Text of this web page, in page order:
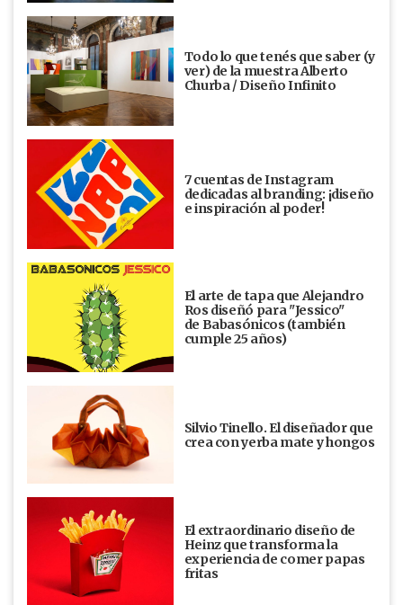
Todo lo que tenés que saber (y
ver) de la muestra Alberto
Churba / Diseño Infinito
7 cuentas de Instagram
dedicadas al branding: ¡diseño
e inspiración al poder!
El arte de tapa que Alejandro
Ros diseñó para "Jessico"
de Babasónicos (también
cumple 25 años)
Silvio Tinello. El diseñador que
crea con yerba mate y hongos
El extraordinario diseño de
Heinz que transforma la
experiencia de comer papas
fritas